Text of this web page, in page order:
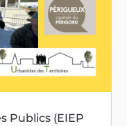
Publics (EIEP